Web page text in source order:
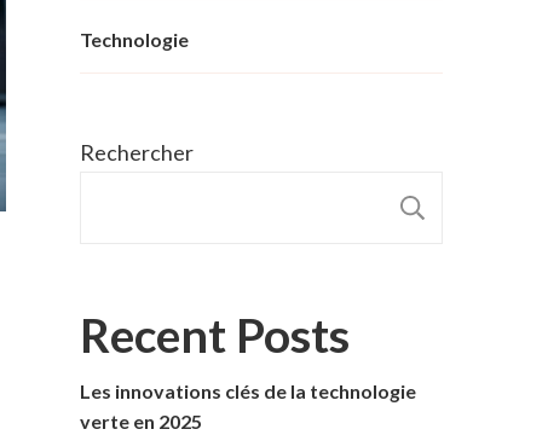
Technologie
Rechercher
Recent Posts
Les innovations clés de la technologie
verte en 2025